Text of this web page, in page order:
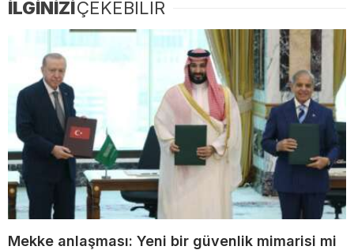
İLGİNİZİÇEKEBİLİR
Mekke anlaşması: Yeni bir güvenlik mimarisi mi